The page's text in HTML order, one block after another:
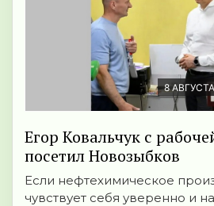
8 АВГУСТА
Егор Ковальчук с
посетил Новозыбков
Если нефтехимическое
чувствует себя уверенно и